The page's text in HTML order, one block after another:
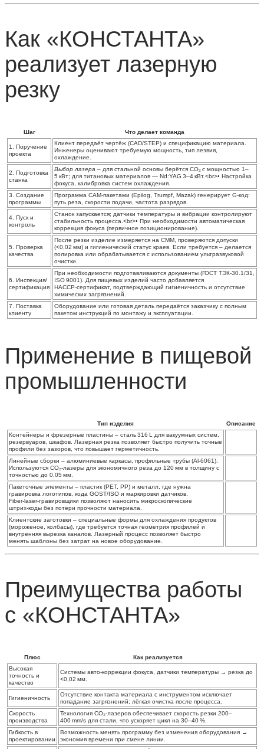
Как «КОНСТАНТА»
реализует лазерную
резку
Шаг Что делает команда
1. Поручение
проекта
Клиент передаёт чертёж (CAD/STEP) и спецификацию материала.
Инженеры оценивают требуемую мощность, тип лезвия,
охлаждение.
2. Подготовка
станка
Выбор лазера – для стальной основы берётся CO₂ с мощностью 1–
5 кВт; для титановых материалов — Nd:YAG 3–4 кВт.<br>• Настройка
фокуса, калибровка систем охлаждения.
3. Создание
программы
Программа CAM‑пакетами (Epilog, Trumpf, Mazak) генерирует G‑код:
путь реза, скорости подачи, частота разрядов.
4. Пуск и
контроль
Станок запускается; датчики температуры и вибрации контролируют
стабильность процесса.<br>• При необходимости автоматическая
коррекция фокуса (первичное позиционирование).
5. Проверка
качества
После резки изделие измеряется на CMM, проверяются допуски
(<0,02 мм) и гигиенический статус краев. Если требуется – делается
полировка или обрабатывается с использованием ультразвуковой
очистки.
6. Инспекция/
сертификация
При необходимости подготавливаются документы (ГОСТ ТЭК‑30.1/31,
ISO 9001). Для пищевых изделий часто добавляется
HACCP‑сертификат, подтверждающий гигиеничность и отсутствие
химических загрязнений.
7. Поставка
клиенту
Оборудование или готовая деталь передаётся заказчику с полным
пакетом инструкций по монтажу и эксплуатации.
Применение в пищевой
промышленности
Тип изделия
Описание
Контейнеры и фрезерные пластины – сталь 316 L для вакуумных систем,
резервуаров, шкафов. Лазерная резка позволяет быстро получить точные
профили без зазоров, что повышает герметичность.
Линейные сборки – алюминиевые каркасы, профильные трубы (Al‑6061).
Используются CO₂‑лазеры для экономичного реза до 120 мм в толщину с
точностью до 0,05 мм.
Пакеточные элементы – пластик (PET, PP) и металл, где нужна
гравировка логотипов, кода GOST/ISO и маркировки датчиков.
Fiber‑laser‑гравировщики позволяют наносить микроскопические
штрих‑коды без потери прочности материала.
Клиентские заготовки – специальные формы для охлаждения продуктов
(мороженое, колбасы), где требуется точная геометрия профилей и
внутренняя вырезка каналов. Лазерный процесс позволяет быстро
менять шаблоны без затрат на новое оборудование.
Преимущества работы
с «КОНСТАНТА»
Плюс
Как реализуется
Высокая
точность и
качество
Системы авто‑коррекции фокуса, датчики температуры → резка до
<0,02 мм.
Гигиеничность
Отсутствие контакта материала с инструментом исключает
попадание загрязнений; лёгкая очистка после процесса.
Скорость
производства
Технология CO₂‑лазеров обеспечивает скорость резки 200–
400 mm/s для стали, что ускоряет цикл на 30–40 %.
Гибкость в
проектировании
Возможность менять программу без изменения оборудования →
экономия времени при смене линии.